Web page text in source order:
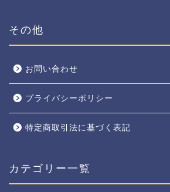
その他
お問い合わせ
プライバシーポリシー
特定商取引法に基づく表記
カテゴリー一覧